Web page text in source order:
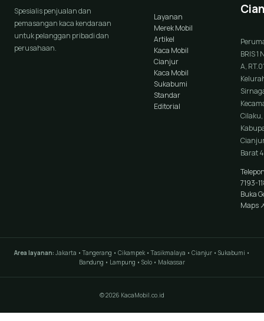
Spesialis penjualan dan
pemasangan kaca kendaraan
untuk pelanggan pribadi dan
perusahaan.
Layanan
Merek Mobil
Artikel
Kaca Mobil
Cianjur
Kaca Mobil
Sukabumi
Standar
Editorial
BRIS 1
A,
Cilaku,
Barat
7193-
Buka
Maps
Area layanan: Jakarta • Tangerang • Cikampek • Tasikmalaya • Cianjur • Sukabumi •
Bandung • Lampung • Solo • Makassar
© 2026 KacaMobil.co.id